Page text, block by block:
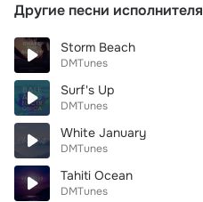
Другие песни исполнителя
Storm Beach
DMTunes
Surf's Up
DMTunes
White January
DMTunes
Tahiti Ocean
DMTunes